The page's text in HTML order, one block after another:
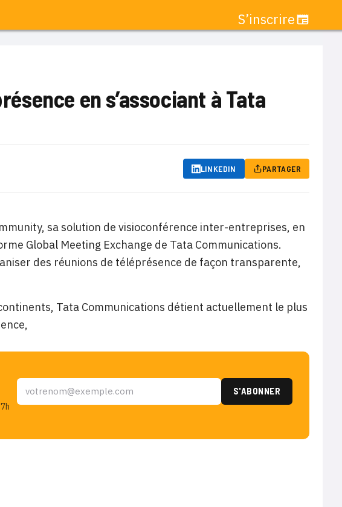
S’inscrire
en s’associant à Tata
LINKEDIN PARTAGER
sa solution de visioconférence inter-entreprises, en
Global Meeting Exchange de Tata Communications.
des réunions de téléprésence de façon transparente,
Tata Communications détient actuellement le plus